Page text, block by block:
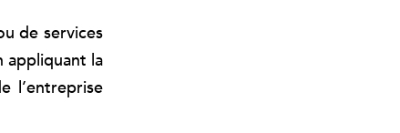
de services
appliquant la
l’entreprise